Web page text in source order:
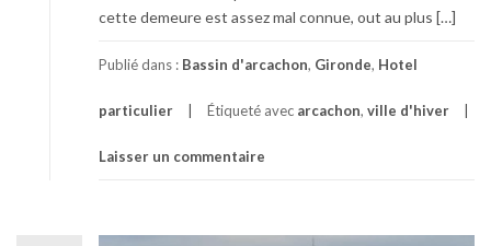
cette demeure est assez mal connue, out au plus […]
Publié dans : Bassin d'arcachon, Gironde, Hotel
particulier Étiqueté avec arcachon, ville d'hiver
Laisser un commentaire